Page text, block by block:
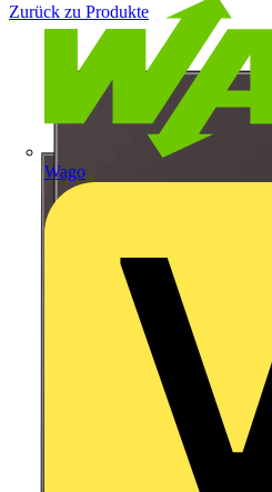
Wago
Zurück zu Produkte